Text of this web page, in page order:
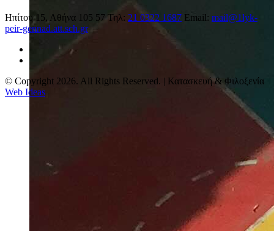
Ηπίτου 15, Αθήνα 105 57 Τηλ: 21 0322 1687 Email: mail@1lyk-
peir-gennad.att.sch.gr
© Copyright 2026. All Rights Reserved. | Κατασκευή & Φιλοξενία
Web Ideas